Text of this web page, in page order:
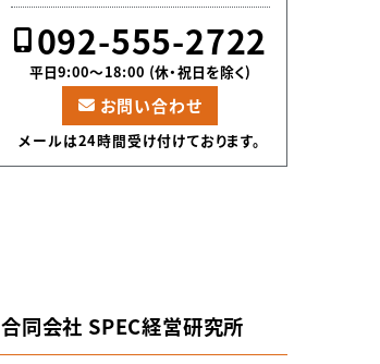
092-555-2722
平日9:00〜18:00 (休・祝日を除く)
お問い合わせ
メールは24時間受け付けております。
合同会社 SPEC経営研究所